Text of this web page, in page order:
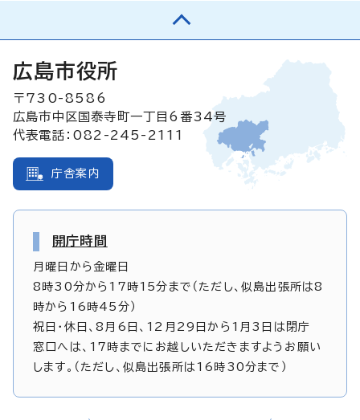
広島市役所
〒730-8586
広島市中区国泰寺町一丁目6番34号
代表電話：082-245-2111
庁舎案内
開庁時間
月曜日から金曜日
8時30分から17時15分まで（ただし、似島出張所は8
時から16時45分）
祝日・休日、8月6日、12月29日から1月3日は閉庁
窓口へは、17時までにお越しいただきますようお願い
します。（ただし、似島出張所は16時30分まで）